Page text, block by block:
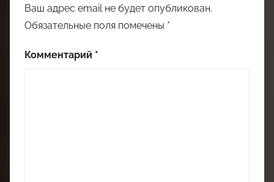
Ваш адрес email не будет опубликован.
Обязательные поля помечены *
Комментарий *